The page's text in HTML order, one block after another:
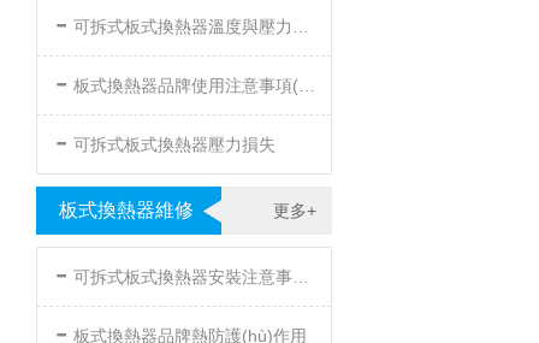
- 可拆式板式換熱器溫度與壓力的要求
- 板式換熱器品牌使用注意事項(xiàng)
- 可拆式板式換熱器壓力損失
更多+
板式換熱器維修
- 可拆式板式換熱器安裝注意事項(xiàng)
- 板式換熱器品牌熱防護(hù)作用